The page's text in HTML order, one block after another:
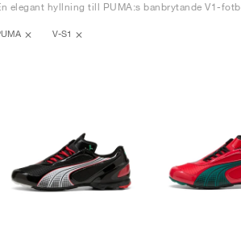
elegant hyllning till PUMA:s banbrytande V1-
V-S1